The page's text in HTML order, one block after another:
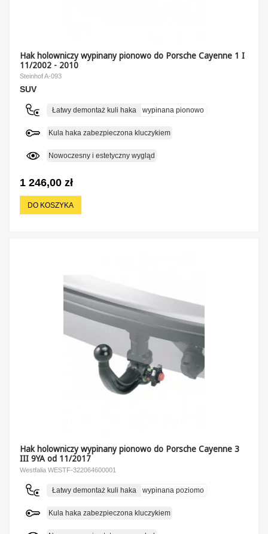
Hak holowniczy wypinany pionowo do Porsche Cayenne 1 I
11/2002 - 2010
Steinhof A-093
SUV
Łatwy demontaż kuli haka wypinana pionowo
Kula haka zabezpieczona kluczykiem
Nowoczesny i estetyczny wygląd
1 246,00 zł
DO KOSZYKA
Hak holowniczy wypinany pionowo do Porsche Cayenne 3
III 9YA od 11/2017
Westfalia WESTF-322064600001
Łatwy demontaż kuli haka wypinana poziomo
Kula haka zabezpieczona kluczykiem